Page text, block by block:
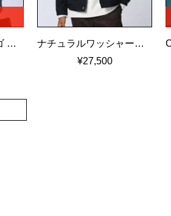
[WEB限定]サイドロゴ ビッグシルエット Tシャツ
ナチュラルワッシャーツイル トラッカージャケット
¥27,500